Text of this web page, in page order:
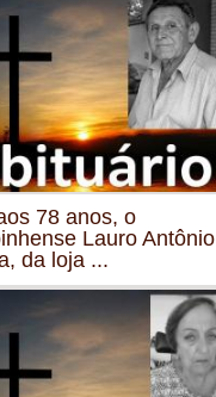
78 anos, o
Lauro Antônio
da loja ...